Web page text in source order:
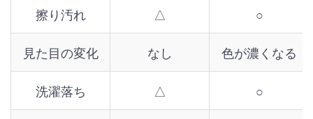
擦り汚れ △ ○
見た目の変化 なし 色が濃くなる
洗濯落ち △ ○